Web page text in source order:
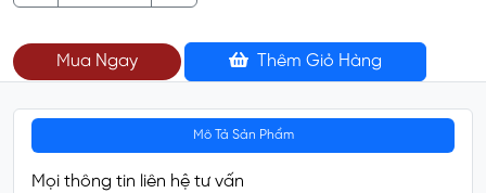
Mua Ngay Thêm Giỏ Hàng
Mô Tả Sản Phẩm
Mọi thông tin liên hệ tư vấn